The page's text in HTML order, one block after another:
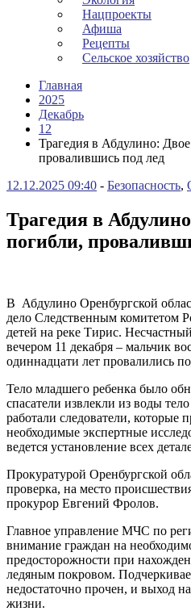
Нацпроекты
Афиша
Рецепты
Сельское хозяйство
Главная
2025
Декабрь
12
Трагедия в Абдулино:
провалившись под лед
12.12.2025 09:40 - Безопасность,
Трагедия в
погибли,
В Абдулино Оренбургской
дело Следственным комитетом
детей на реке Тирис.
вечером 11 декабря – мальчик
одиннадцати лет провалились
Тело младшего ребенка было
спасатели извлекли из воды
работали следователи, которые
необходимые экспертные
ведется установление всех
Прокуратурой Оренбургской
проверка, на место
прокурор Евгений Фролов.
Главное управление МЧС по
внимание граждан на
предосторожности при
ледяным покровом.
недостаточно прочен, и выход
жизни.